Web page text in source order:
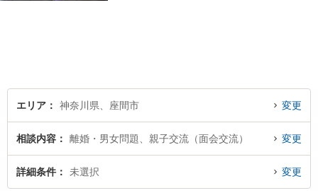
エリア 神奈川県、座間市 変更
相談内容 離婚・男女問題、親子交流（面会交流） 変更
詳細条件 未選択 変更